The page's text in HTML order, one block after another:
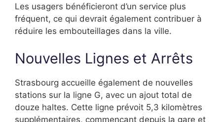
Les usagers bénéficieront d’un service plus
fréquent, ce qui devrait également contribuer à
réduire les embouteillages dans la ville.
Nouvelles Lignes et Arrêts
Strasbourg accueille également de nouvelles
stations sur la ligne G, avec un ajout total de
douze haltes. Cette ligne prévoit 5,3 kilomètres
supplémentaires, commençant depuis la gare et